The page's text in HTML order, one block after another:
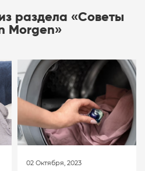
раздела «Советы
Morgen»
02 Октября, 2023